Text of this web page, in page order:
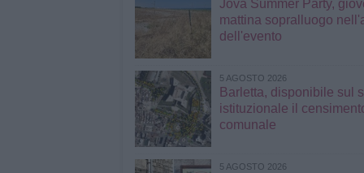
Jova Summer Party,
mattina sopralluogo
dell'evento
5 AGOSTO 2026
Barletta, disponibile sul
istituzionale il
comunale
5 AGOSTO 2026